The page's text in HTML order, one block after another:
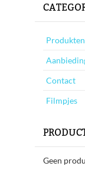
Produkten
Contact
Filmpjes
Geen